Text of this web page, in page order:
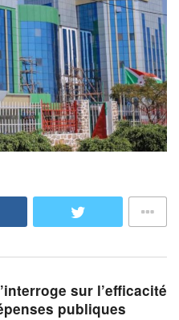
sur l’efficacité
publiques